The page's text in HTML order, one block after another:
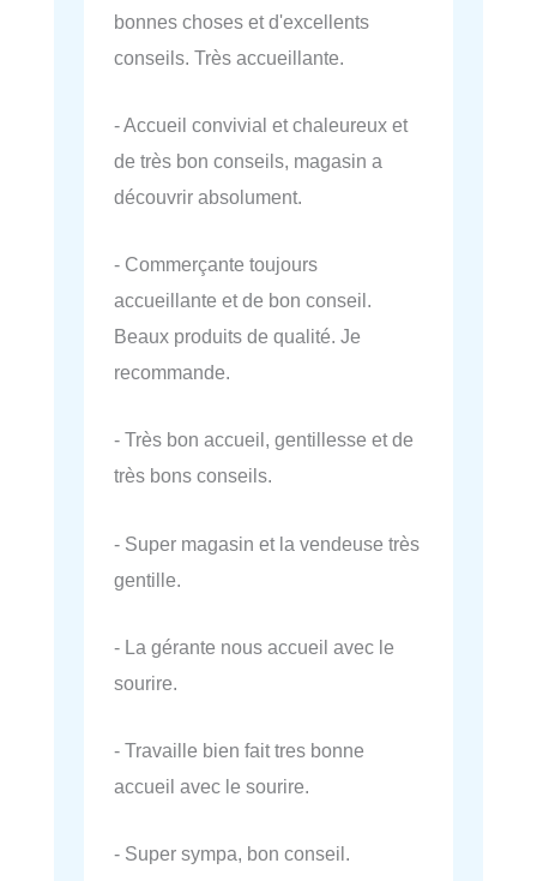
bonnes choses et d'excellents
conseils. Très accueillante.
- Accueil convivial et chaleureux et
de très bon conseils, magasin a
découvrir absolument.
- Commerçante toujours
accueillante et de bon conseil.
Beaux produits de qualité. Je
recommande.
- Très bon accueil, gentillesse et de
très bons conseils.
- Super magasin et la vendeuse très
gentille.
- La gérante nous accueil avec le
sourire.
- Travaille bien fait tres bonne
accueil avec le sourire.
- Super sympa, bon conseil.